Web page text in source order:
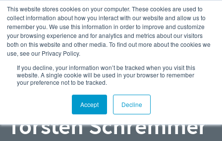
This website stores cookies on your computer. These cookies are used to
collect information about how you interact with our website and allow us to
remember you. We use this information in order to improve and customize
your browsing experience and for analytics and metrics about our visitors
both on this website and other media. To find out more about the cookies we
use, see our Privacy Policy.
If you decline, your information won’t be tracked when you visit this
website. A single cookie will be used in your browser to remember
your preference not to be tracked.
Accept Decline
Kompressor- und
Druckluft-Blog |
Torsten Schremmer